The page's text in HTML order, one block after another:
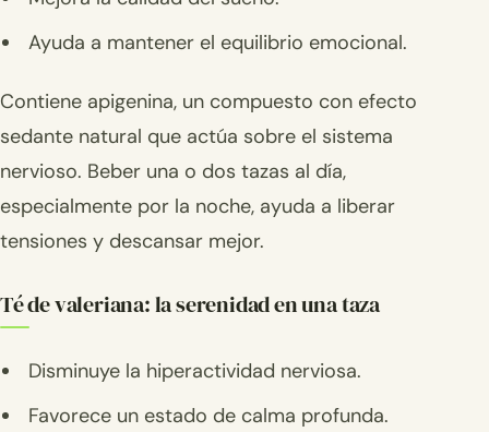
Ayuda a mantener el equilibrio emocional.
Contiene apigenina, un compuesto con efecto
sedante natural que actúa sobre el sistema
nervioso. Beber una o dos tazas al día,
especialmente por la noche, ayuda a liberar
tensiones y descansar mejor.
Té de valeriana: la serenidad en una taza
Disminuye la hiperactividad nerviosa.
Favorece un estado de calma profunda.